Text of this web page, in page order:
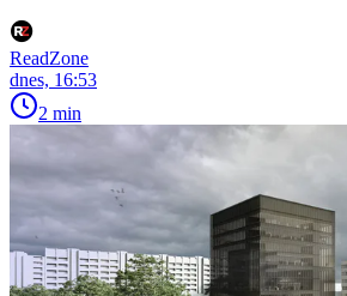
ReadZone
dnes, 16:53
2 min